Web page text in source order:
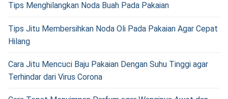
Tips Menghilangkan Noda Buah Pada Pakaian
Tips Jitu Membersihkan Noda Oli Pada Pakaian Agar Cepat
Hilang
Cara Jitu Mencuci Baju Pakaian Dengan Suhu Tinggi agar
Terhindar dari Virus Corona